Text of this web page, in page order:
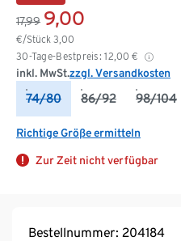
17,99 9,00
€/Stück 3,00
30-Tage-Bestpreis: 12,00 €
inkl. MwSt.zzgl. Versandkosten
74/80 86/92 98/104
Richtige Größe ermitteln
Zur Zeit nicht verfügbar
Bestellnummer: 204184